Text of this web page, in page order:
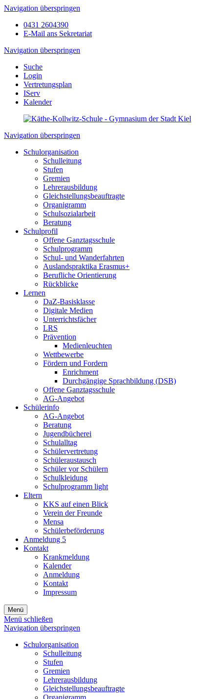
Navigation überspringen
0431 2604390
E-Mail ans Sekretariat
Navigation überspringen
Suche
Login
Vertretungsplan
IServ
Kalender
Navigation überspringen
Schulorganisation
Schulleitung
Stufen
Gremien
Lehrerausbildung
Gleichstellungsbeauftragte
Organigramm
Schulsozialarbeit
Beratung
Schulprofil
Offene Ganztagsschule
Schulprogramm
Schul- und Wanderfahrten
Auslandspraktika Erasmus+
Berufliche Orientierung
Rückblicke
Lernen
DaZ-Basisklasse
Digitale Medien
Unterrichtsfächer
LRS
Prävention
Medienleuchten
Wettbewerbe
Fördern und Fordern
Enrichment
Durchgängige Sprachbildung (DSB)
Offene Ganztagsschule
AG-Angebot
Schülerinfo
AG-Angebot
Beratung
Jugendbücherei
Schulalltag
Schülervertretung
Schüleraustausch
Schüler vor Schülern
Schulkleidung
Schulprogramm light
Eltern
KKS auf einen Blick
Verein der Freunde
Mensa
Schülerbeförderung
Anmeldung 5
Kontakt
Krankmeldung
Kalender
Anmeldung
Kontakt
Impressum
Menü
Menü schließen
Navigation überspringen
Schulorganisation
Schulleitung
Stufen
Gremien
Lehrerausbildung
Gleichstellungsbeauftragte
Organigramm